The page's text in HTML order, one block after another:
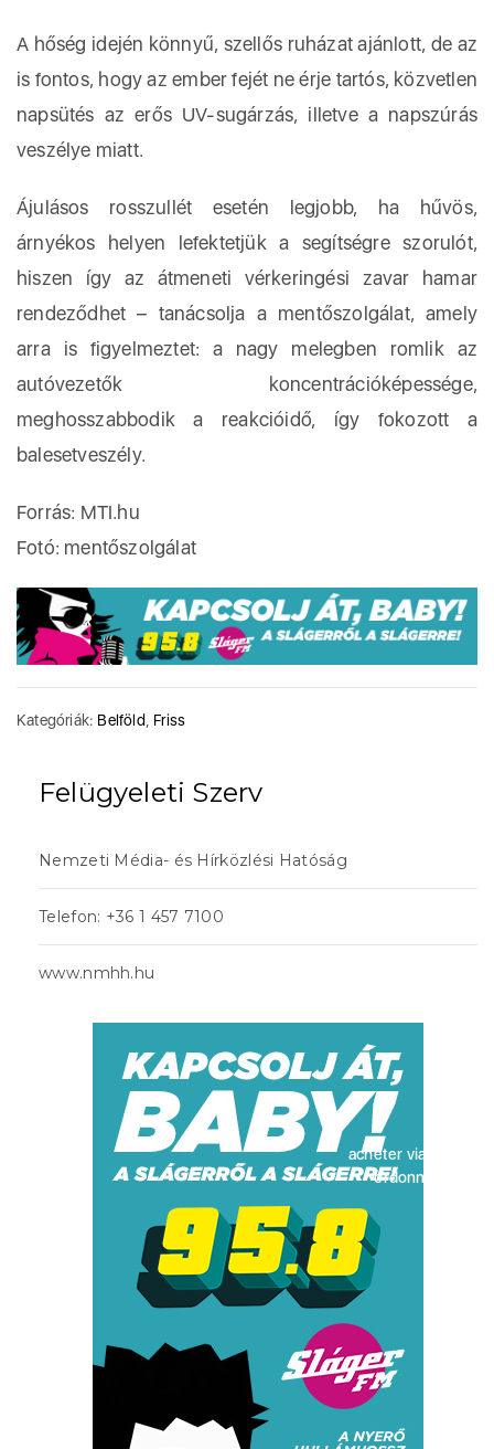
A hőség idején könnyű, szellős ruházat ajánlott, de az
is fontos, hogy az ember fejét ne érje tartós, közvetlen
napsütés az erős UV-sugárzás, illetve a napszúrás
veszélye miatt.
Ájulásos rosszullét esetén legjobb, ha hűvös,
árnyékos helyen lefektetjük a segítségre szorulót,
hiszen így az átmeneti vérkeringési zavar hamar
rendeződhet – tanácsolja a mentőszolgálat, amely
arra is figyelmeztet: a nagy melegben romlik az
autóvezetők koncentrációképessége,
meghosszabbodik a reakcióidő, így fokozott a
balesetveszély.
Forrás: MTI.hu
Fotó: mentőszolgálat
Kategóriák: Belföld Friss
Felügyeleti Szerv
Nemzeti Média- és Hírközlési Hatóság
Telefon: +36 1 457 7100
www.nmhh.hu
acheter viagra sans
ordonnance